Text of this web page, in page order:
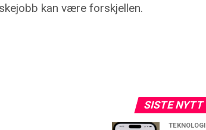
kan være forskjellen.
SISTE NYTT
TEKNOLOGI